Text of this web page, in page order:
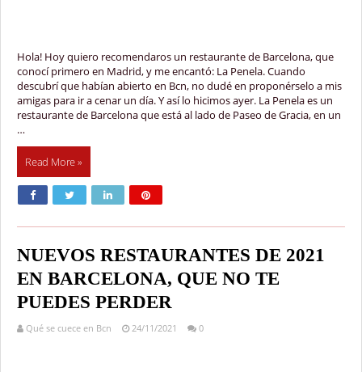
Hola! Hoy quiero recomendaros un restaurante de Barcelona, que
conocí primero en Madrid, y me encantó: La Penela. Cuando
descubrí que habían abierto en Bcn, no dudé en proponérselo a mis
amigas para ir a cenar un día. Y así lo hicimos ayer. La Penela es un
restaurante de Barcelona que está al lado de Paseo de Gracia, en un
…
Read More »
NUEVOS RESTAURANTES DE 2021
EN BARCELONA, QUE NO TE
PUEDES PERDER
Qué se cuece en Bcn 24/11/2021 0